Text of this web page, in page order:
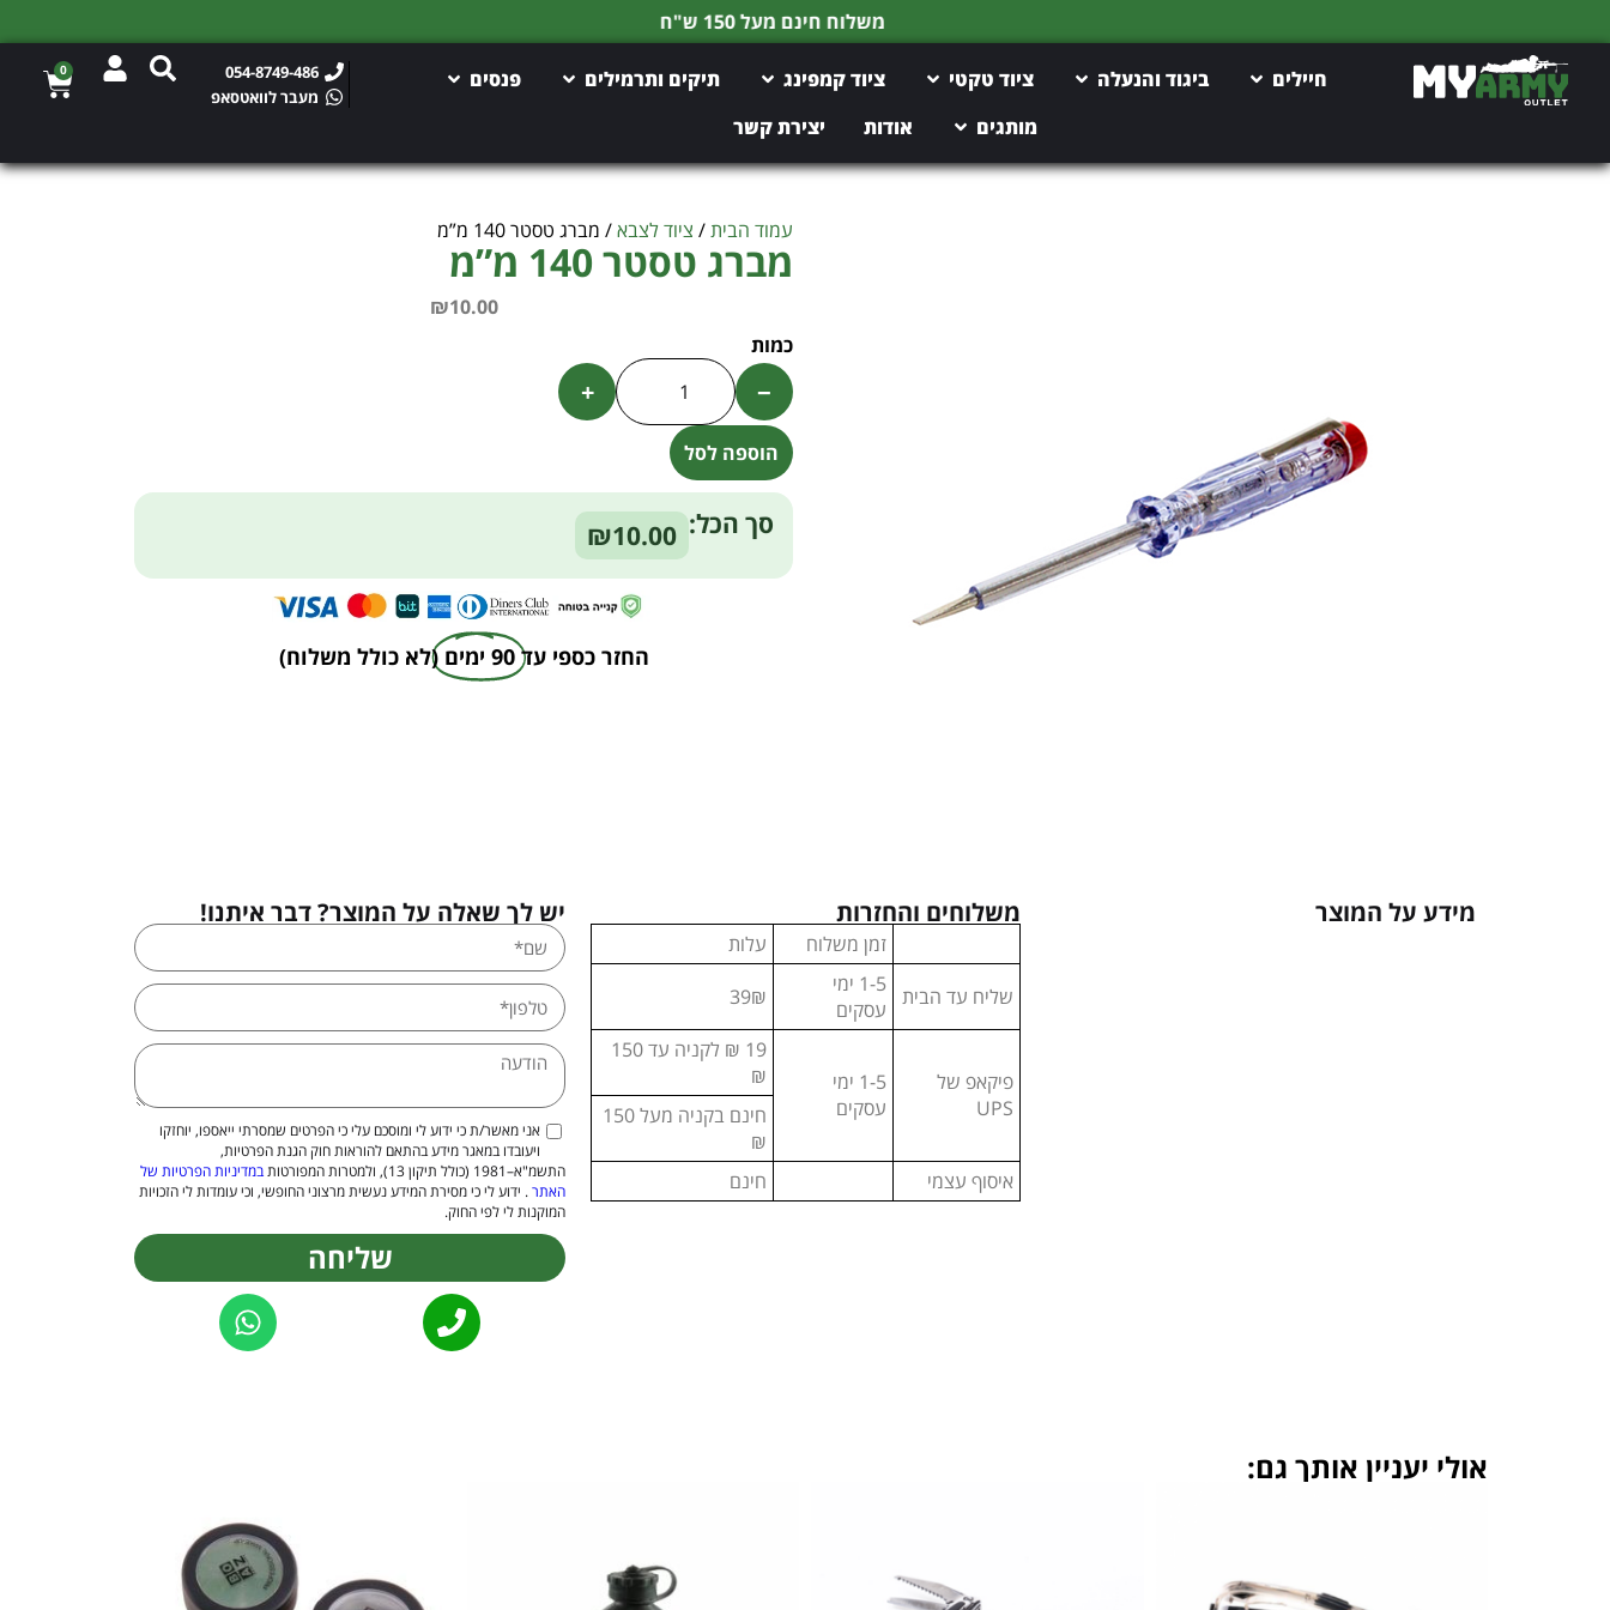
משלוח חינם מעל 150 ש"ח
חיילים ביגוד והנעלה ציוד טקטי ציוד קמפינג תיקים ותרמילים
פנסים
מותגים
אודות יצירת קשר
054-8749-486
מעבר לוואטסאפ
0
עמוד הבית/ ציוד לצבא/ מברג טסטר 140 מ”מ
מברג טסטר 140 מ”מ
₪10.00
−
+
הוספה לסל
Alternative:
סך הכל: ₪10.00
החזר כספי עד 90 ימים (לא כולל משלוח)
מידע על המוצר משלוחים והחזרות
זמן משלוח
עלות
שליח עד הבית
1-5 ימי
עסקים
39₪
פיקאפ של
UPS
1-5 ימי
עסקים
19 ₪ לקניה עד 150
₪
חינם בקניה מעל 150
₪
איסוף עצמי
חינם
יש לך שאלה על המוצר? דבר איתנו!
אני מאשר/ת כי ידוע לי ומוסכם עלי כי הפרטים שמסרתי ייאספו, יוחזקו
ויעובדו במאגר מידע בהתאם להוראות חוק הגנת הפרטיות,
התשמ"א–1981 (כולל תיקון 13), ולמטרות המפורטות
במדיניות הפרטיות של
האתר. ידוע לי כי מסירת המידע נעשית מרצוני החופשי, וכי עומדות לי הזכויות
המוקנות לי לפי החוק.
שליחה
Alternative:
אולי יעניין אותך גם: